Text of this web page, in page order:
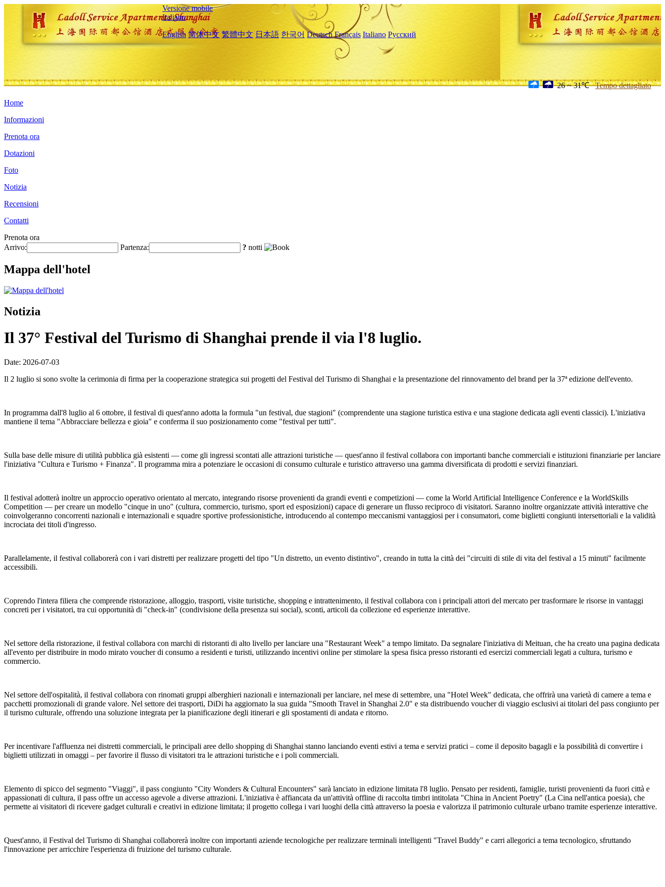
Versione mobile
Italiano
English 简体中文 繁體中文 日本語 한국어 Deutsch Français Italiano Русский
26 ~ 31℃ Tempo dettagliato
Home
Informazioni
Prenota ora
Dotazioni
Foto
Notizia
Recensioni
Contatti
Prenota ora
Arrivo:
Partenza: ? notti
Mappa dell'hotel
Notizia
Il 37° Festival del Turismo di Shanghai prende il via l'8 luglio.
Date: 2026-07-03
Il 2 luglio si sono svolte la cerimonia di firma per la cooperazione strategica sui progetti del Festival del Turismo di Shanghai e la presentazione del rinnovamento del brand per la 37ª edizione dell'evento.
In programma dall'8 luglio al 6 ottobre, il festival di quest'anno adotta la formula "un festival, due stagioni" (comprendente una stagione turistica estiva e una stagione dedicata agli eventi classici). L'iniziativa
mantiene il tema "Abbracciare bellezza e gioia" e conferma il suo posizionamento come "festival per tutti".
Sulla base delle misure di utilità pubblica già esistenti — come gli ingressi scontati alle attrazioni turistiche — quest'anno il festival collabora con importanti banche commerciali e istituzioni finanziarie per lanciare
l'iniziativa "Cultura e Turismo + Finanza". Il programma mira a potenziare le occasioni di consumo culturale e turistico attraverso una gamma diversificata di prodotti e servizi finanziari.
Il festival adotterà inoltre un approccio operativo orientato al mercato, integrando risorse provenienti da grandi eventi e competizioni — come la World Artificial Intelligence Conference e la WorldSkills
Competition — per creare un modello "cinque in uno" (cultura, commercio, turismo, sport ed esposizioni) capace di generare un flusso reciproco di visitatori. Saranno inoltre organizzate attività interattive che
coinvolgeranno concorrenti nazionali e internazionali e squadre sportive professionistiche, introducendo al contempo meccanismi vantaggiosi per i consumatori, come biglietti congiunti intersettoriali e la validità
incrociata dei titoli d'ingresso.
Parallelamente, il festival collaborerà con i vari distretti per realizzare progetti del tipo "Un distretto, un evento distintivo", creando in tutta la città dei "circuiti di stile di vita del festival a 15 minuti" facilmente
accessibili.
Coprendo l'intera filiera che comprende ristorazione, alloggio, trasporti, visite turistiche, shopping e intrattenimento, il festival collabora con i principali attori del mercato per trasformare le risorse in vantaggi
concreti per i visitatori, tra cui opportunità di "check-in" (condivisione della presenza sui social), sconti, articoli da collezione ed esperienze interattive.
Nel settore della ristorazione, il festival collabora con marchi di ristoranti di alto livello per lanciare una "Restaurant Week" a tempo limitato. Da segnalare l'iniziativa di Meituan, che ha creato una pagina dedicata
all'evento per distribuire in modo mirato voucher di consumo a residenti e turisti, utilizzando incentivi online per stimolare la spesa fisica presso ristoranti ed esercizi commerciali legati a cultura, turismo e
commercio.
Nel settore dell'ospitalità, il festival collabora con rinomati gruppi alberghieri nazionali e internazionali per lanciare, nel mese di settembre, una "Hotel Week" dedicata, che offrirà una varietà di camere a tema e
pacchetti promozionali di grande valore. Nel settore dei trasporti, DiDi ha aggiornato la sua guida "Smooth Travel in Shanghai 2.0" e sta distribuendo voucher di viaggio esclusivi ai titolari del pass congiunto per
il turismo culturale, offrendo una soluzione integrata per la pianificazione degli itinerari e gli spostamenti di andata e ritorno.
Per incentivare l'affluenza nei distretti commerciali, le principali aree dello shopping di Shanghai stanno lanciando eventi estivi a tema e servizi pratici – come il deposito bagagli e la possibilità di convertire i
biglietti utilizzati in omaggi – per favorire il flusso di visitatori tra le attrazioni turistiche e i poli commerciali.
Elemento di spicco del segmento "Viaggi", il pass congiunto "City Wonders & Cultural Encounters" sarà lanciato in edizione limitata l'8 luglio. Pensato per residenti, famiglie, turisti provenienti da fuori città e
appassionati di cultura, il pass offre un accesso agevole a diverse attrazioni. L'iniziativa è affiancata da un'attività offline di raccolta timbri intitolata "China in Ancient Poetry" (La Cina nell'antica poesia), che
permette ai visitatori di ricevere gadget culturali e creativi in edizione limitata; il progetto collega i vari luoghi della città attraverso la poesia e valorizza il patrimonio culturale urbano tramite esperienze interattive.
Quest'anno, il Festival del Turismo di Shanghai collaborerà inoltre con importanti aziende tecnologiche per realizzare terminali intelligenti "Travel Buddy" e carri allegorici a tema tecnologico, sfruttando
l'innovazione per arricchire l'esperienza di fruizione del turismo culturale.